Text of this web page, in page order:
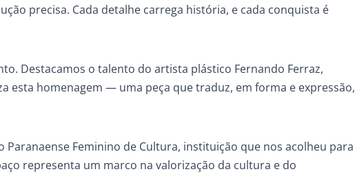
precisa. Cada detalhe carrega história, e cada conquista é
Destacamos o talento do artista plástico Fernando Ferraz,
esta homenagem — uma peça que traduz, em forma e expressão,
Feminino de Cultura, instituição que nos acolheu para
representa um marco na valorização da cultura e do